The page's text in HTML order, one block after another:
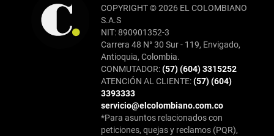
COPYRIGHT © 2026 EL COLOMBIANO
S.A.S
NIT: 890901352-3
Carrera 48 N° 30 Sur - 119, Envigado,
Antioquia, Colombia.
CONMUTADOR:(57) (604) 3315252
ATENCIÓN AL CLIENTE:(57) (604)
3393333
servicio@elcolombiano.com.co
*Para asuntos relacionados con
peticiones, quejas y reclamos (PQR),